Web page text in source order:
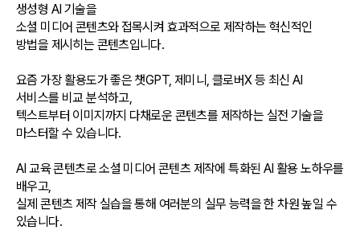
생성형 AI 기술을
소셜 미디어 콘텐츠와 접목시켜 효과적으로 제작하는 혁신적인
방법을 제시히는 콘텐츠입니다.
요즘 가장 활용도가 좋은 챗GPT, 제미니, 클로버X 등 최신 AI
서비스를 비교 분석하고,
텍스트부터 이미지까지 다채로운 콘텐츠를 제작하는 실전 기술을
마스터할 수 있습니다.
AI 교육 콘텐츠로 소셜 미디어 콘텐츠 제작에 특화된 AI 활용 노하우를
배우고,
실제 콘텐츠 제작 실습을 통해 여러분의 실무 능력을 한 차원 높일 수
있습니다.